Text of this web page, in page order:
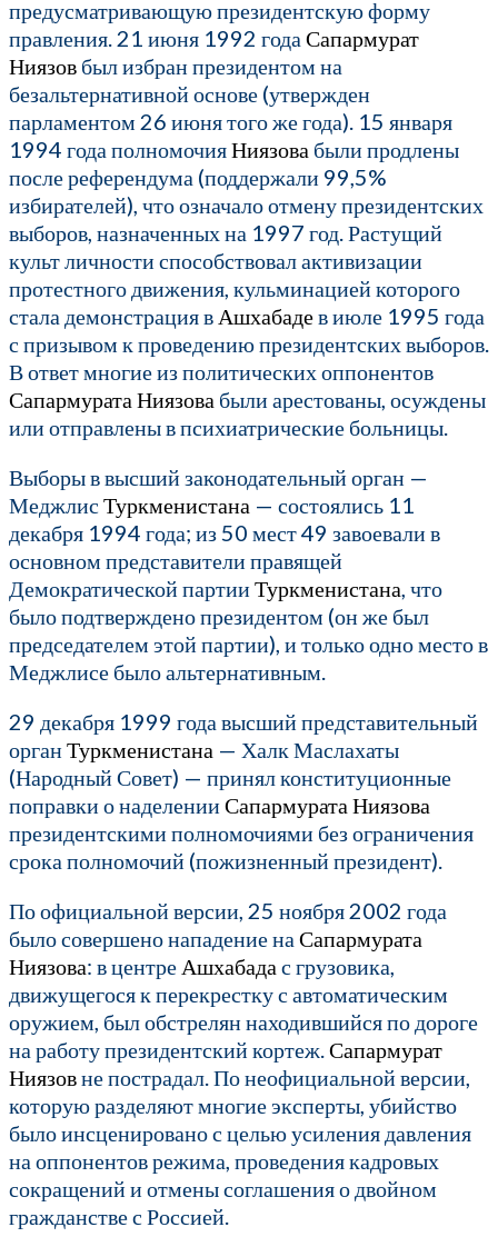
предусматривающую президентскую форму
правления. 21 июня 1992 года Сапармурат
Ниязов был избран президентом на
безальтернативной основе (утвержден
парламентом 26 июня того же года). 15 января
1994 года полномочияНиязова были продлены
после референдума (поддержали 99,5%
избирателей), что означало отмену президентских
выборов, назначенных на 1997 год. Растущий
культ личности способствовал активизации
протестного движения, кульминацией которого
стала демонстрация в Ашхабадев июле 1995 года
с призывом к проведению президентских выборов.
В ответ многие из политических оппонентов
Сапармурата Ниязова были арестованы, осуждены
или отправлены в психиатрические больницы.
Выборы в высший законодательный орган —
Меджлис Туркменистана — состоялись 11
декабря 1994 года; из 50 мест 49 завоевали в
основном представители правящей
Демократической партииТуркменистана , что
было подтверждено президентом (он же был
председателем этой партии), и только одно место в
Меджлисе было альтернативным.
29 декабря 1999 года высший представительный
органТуркменистана — Халк Маслахаты
(Народный Совет) — принял конституционные
поправки о наделенииСапармурата Ниязова
президентскими полномочиями без ограничения
срока полномочий (пожизненный президент).
По официальной версии, 25 ноября 2002 года
было совершено нападение на Сапармурата
Ниязова: в центре Ашхабада с грузовика,
движущегося к перекрестку с автоматическим
оружием, был обстрелян находившийся по дороге
на работу президентский кортеж. Сапармурат
Ниязовне пострадал. По неофициальной версии,
которую разделяют многие эксперты, убийство
было инсценировано с целью усиления давления
на оппонентов режима, проведения кадровых
сокращений и отмены соглашения о двойном
гражданстве с Россией.